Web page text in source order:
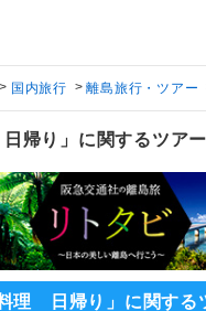
> 国内旅行 > 離島旅行・ツアー
日帰り」に関するツア
理 日帰り」に関する